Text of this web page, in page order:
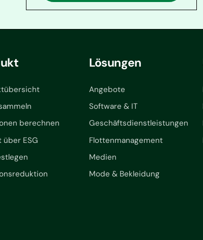
berechnen
über ESG
Lösungen
Angebote
Software & IT
Geschäftsdienstleistungen
Flottenmanagement
Medien
Mode & Bekleidung